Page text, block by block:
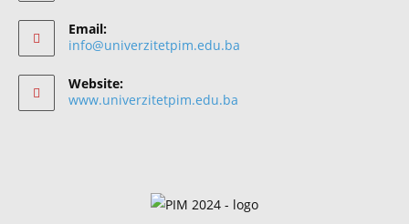
Email:
info@univerzitetpim.edu.ba
Website:
www.univerzitetpim.edu.ba